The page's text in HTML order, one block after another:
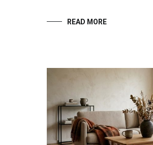
READ MORE